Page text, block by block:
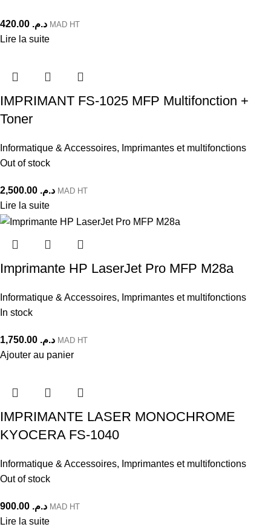
د.م. MAD HT
Lire la suite
IMPRIMANT FS-1025 MFP Multifonction +
Toner
Informatique & Accessoires, Imprimantes et multifonctions
Out of stock
د.م. MAD HT
Lire la suite
Imprimante HP LaserJet Pro MFP M28a
Informatique & Accessoires, Imprimantes et multifonctions
In stock
د.م. MAD HT
Ajouter au panier
IMPRIMANTE LASER MONOCHROME
KYOCERA FS-1040
Informatique & Accessoires, Imprimantes et multifonctions
Out of stock
د.م. MAD HT
Lire la suite